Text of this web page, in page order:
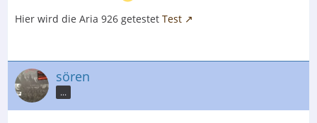
Hier wird die Aria 926 getestet Test
sören
...